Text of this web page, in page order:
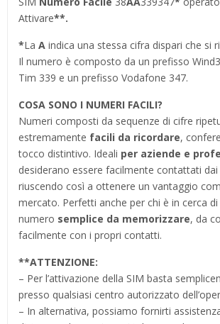
Attivare**.
*La A indica una stessa cifra dispari che si
Il numero è composto da un prefisso
Tim 339 e un prefisso Vodafone 347.
COSA SONO I NUMERI FACILI?
Numeri composti da sequenze di cifre
estremamente facili da ricordare,
tocco distintivo. Ideali per aziende e
desiderano essere facilmente contattati
riuscendo così a ottenere un vantaggio
mercato. Perfetti anche per chi è in cerca di
numero semplice da memorizzare, da
facilmente con i propri contatti.
**ATTENZIONE:
– Per l’attivazione della SIM basta
presso qualsiasi centro autorizzato
– In alternativa, possiamo fornirti